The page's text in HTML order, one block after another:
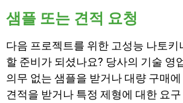
샘플 또는 견적 요청
다음 프로젝트를 위한 고성능 나토키
할 준비가 되셨나요? 당사의 기술 영
의무 없는 샘플을 받거나 대량 구매
견적을 받거나 특정 제형에 대한 요